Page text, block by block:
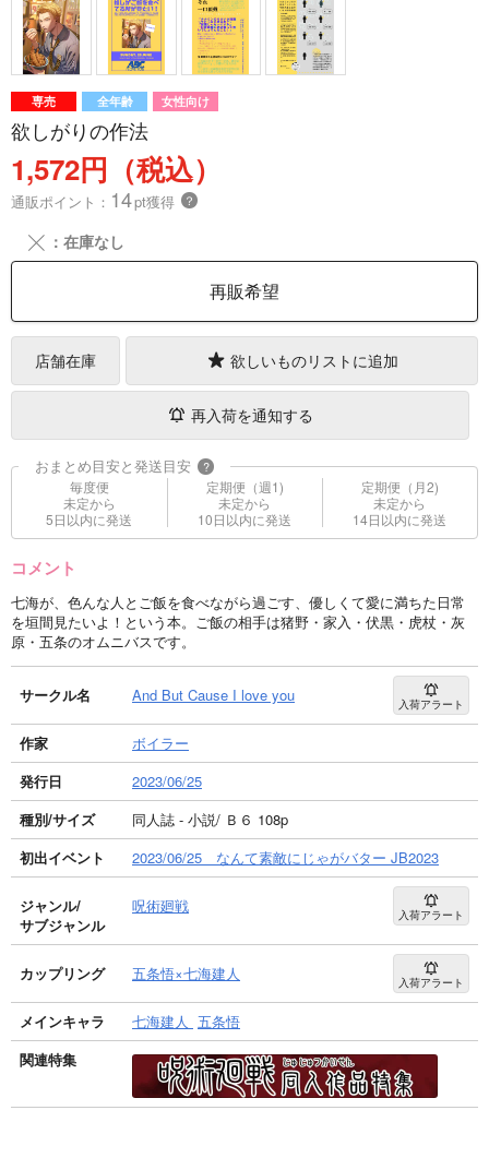
専売 全年齢 女性向け
欲しがりの作法
1,572円（税込）
通販ポイント： 14pt獲得 ？
╳ ：在庫なし
再販希望
店舗在庫 欲しいものリストに追加
再入荷を通知する
おまとめ目安と発送目安 ?
毎度便
未定から
5日以内に発送
定期便（週1)
未定から
10日以内に発送
定期便（月2)
未定から
14日以内に発送
コメント
七海が、色んな人とご飯を食べながら過ごす、優しくて愛に満ちた日常
を垣間見たいよ！という本。ご飯の相手は猪野・家入・伏黒・虎杖・灰
原・五条のオムニバスです。
サークル名 And But Cause I love you 入荷アラート
作家
ボイラー
発行日
2023/06/25
種別/サイズ
同人誌 - 小説/ Ｂ６ 108p
初出イベント
2023/06/25 なんて素敵にじゃがバター JB2023
ジャンル/
サブジャンル
呪術廻戦 入荷アラート
カップリング 五条悟×七海建人 入荷アラート
メインキャラ 七海建人 五条悟
関連特集